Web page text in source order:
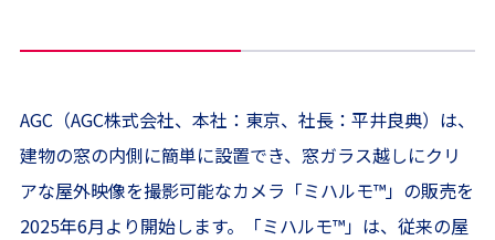
AGC（AGC株式会社、本社：東京、社長：平井良典）は、
建物の窓の内側に簡単に設置でき、窓ガラス越しにクリ
アな屋外映像を撮影可能なカメラ「ミハルモ™」の販売を
2025年6月より開始します。「ミハルモ™」は、従来の屋